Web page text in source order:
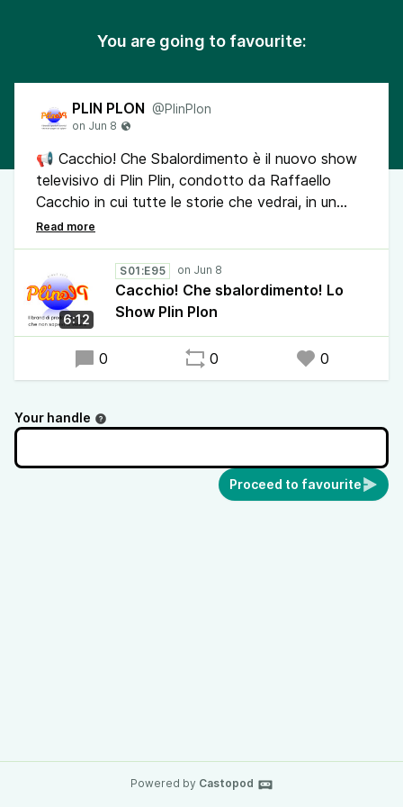
You are going to favourite:
PLIN PLON @PlinPlon
📢 Cacchio! Che Sbalordimento è il nuovo show
televisivo di Plin Plin, condotto da Raffaello
Cacchio in cui tutte le storie che vedrai, in un
modo o nell'altro, avranno un lieto fine.
Se ancora guardi la tv e ancora non hai la mente
devastata, questo è il programma che fa per te.
🔔Condividi il podcast Plin Plon, il brand di
prodotti e servizi che non sapevi di volere. Sarà
6:12
S01:E95
Cacchio! Che sbalordimento! Lo
Show Plin Plon
0 0 0
Your handle
Proceed to favourite
Powered by Castopod